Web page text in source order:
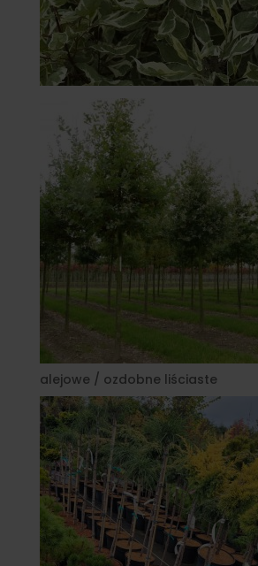
alejowe / ozdobne liściaste